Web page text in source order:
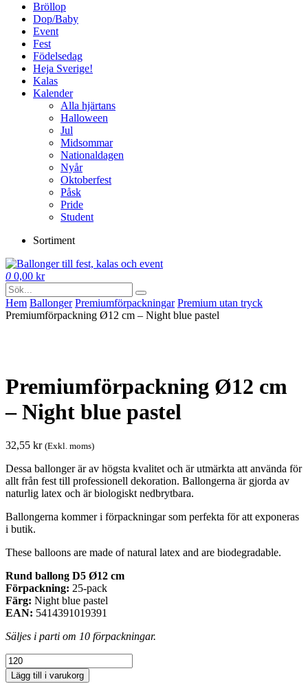
Bröllop
Dop/Baby
Event
Fest
Födelsedag
Heja Sverige!
Kalas
Kalender
Alla hjärtans
Halloween
Jul
Midsommar
Nationaldagen
Nyår
Oktoberfest
Påsk
Pride
Student
Sortiment
0 0,00 kr
Hem Ballonger Premium­förpackningar Premium utan tryck
Premiumförpackning Ø12 cm – Night blue pastel
Premiumförpackning Ø12 cm
– Night blue pastel
32,55 kr (Exkl. moms)
Dessa ballonger är av högsta kvalitet och är utmärkta att använda för
allt från fest till professionell dekoration. Ballongerna är gjorda av
naturlig latex och är biologiskt nedbrytbara.
Ballongerna kommer i förpackningar som perfekta för att exponeras
i butik.
These balloons are made of natural latex and are biodegradable.
Rund ballong D5 Ø12 cm
Förpackning: 25-pack
Färg: Night blue pastel
EAN: 5414391019391
Säljes i parti om 10 förpackningar.
Premiumförpackning
Ø12
Lägg till i varukorg